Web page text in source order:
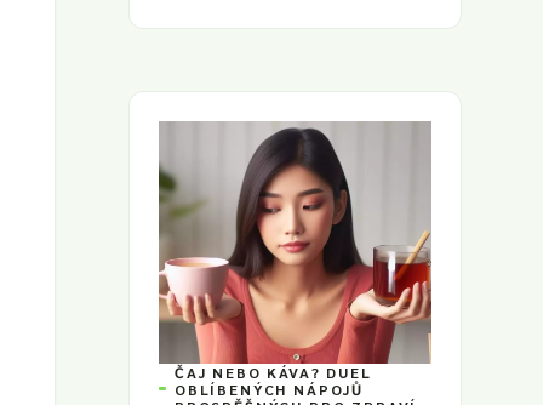
ČAJ NEBO KÁVA? DUEL
OBLÍBENÝCH NÁPOJŮ